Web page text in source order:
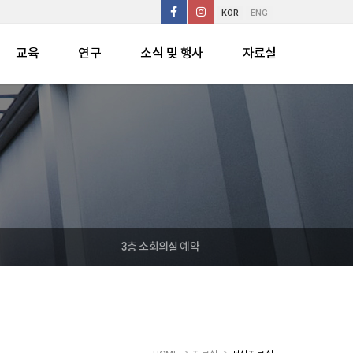
KOR ENG
교육 연구 소식 및 행사 자료실
3층 소회의실 예약